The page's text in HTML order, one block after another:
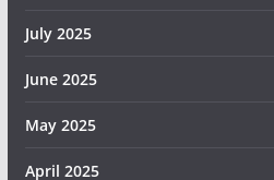
July 2025
June 2025
May 2025
April 2025